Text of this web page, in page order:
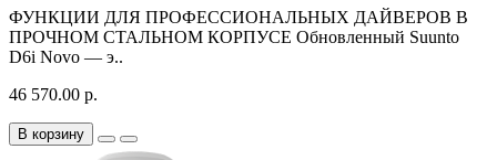
ФУНКЦИИ ДЛЯ ПРОФЕССИОНАЛЬНЫХ ДАЙВЕРОВ В
ПРОЧНОМ СТАЛЬНОМ КОРПУСЕ Обновленный Suunto
D6i Novo — э..
46 570.00 р.
В корзину